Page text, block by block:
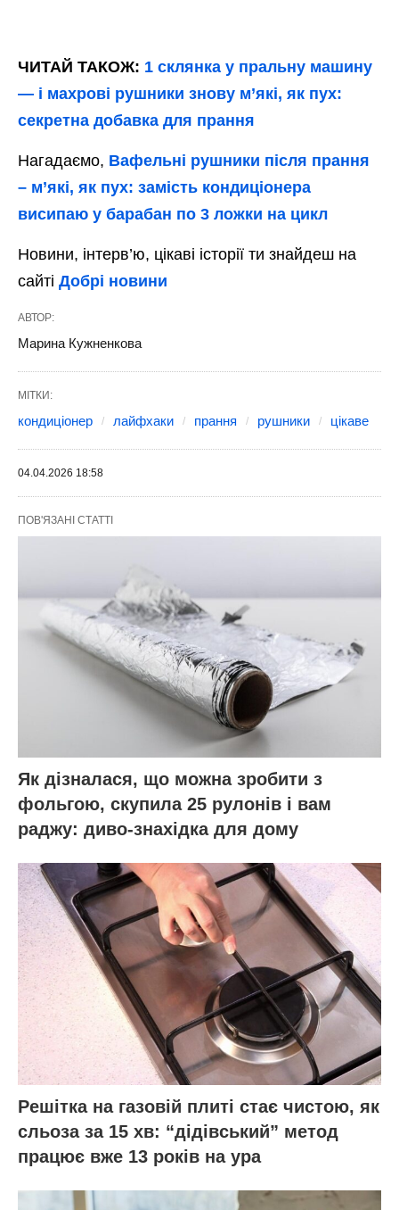
ЧИТАЙ ТАКОЖ: 1 склянка у пральну машину
— і махрові рушники знову м’які, як пух:
секретна добавка для прання
Нагадаємо, Вафельні рушники після прання
– м’які, як пух: замість кондиціонера
висипаю у барабан по 3 ложки на цикл
Новини, інтерв’ю, цікаві історії ти знайдеш на
сайті Добрі новини
АВТОР:
Марина Кужненкова
МІТКИ:
кондиціонер лайфхаки прання рушники цікаве
04.04.2026 18:58
ПОВ'ЯЗАНІ СТАТТІ
Як дізналася, що можна зробити з
фольгою, скупила 25 рулонів і вам
раджу: диво-знахідка для дому
Решітка на газовій плиті стає чистою, як
сльоза за 15 хв: “дідівський” метод
працює вже 13 років на ура